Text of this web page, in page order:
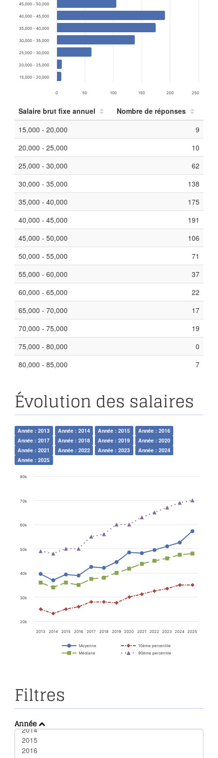
0 50 100 150 200 250
15,000 - 20,000
20,000 - 25,000
25,000 - 30,000
30,000 - 35,000
35,000 - 40,000
40,000 - 45,000
45,000 - 50,000
Salaire brut fixe annuel
Nombre de réponses
15,000 - 20,000
9
20,000 - 25,000
10
25,000 - 30,000
62
30,000 - 35,000
138
35,000 - 40,000
175
40,000 - 45,000
191
45,000 - 50,000
106
50,000 - 55,000
71
55,000 - 60,000
37
60,000 - 65,000
22
65,000 - 70,000
17
70,000 - 75,000
19
75,000 - 80,000
0
80,000 - 85,000
7
Évolution des salaires
Année : 2013 Année : 2014 Année : 2015
Année : 2016
Année : 2017
Année : 2018 Année : 2019
Année : 2020
Année : 2021
Année : 2022 Année : 2023
Année : 2024
Année : 2025
Moyenne
10ème percentile
Médiane
90ème percentile
2013 2014 2015 2016 2017 2018 2019 2020 2021 2022 2023 2024 2025
20k
30k
40k
50k
60k
70k
80k
Filtres
Année